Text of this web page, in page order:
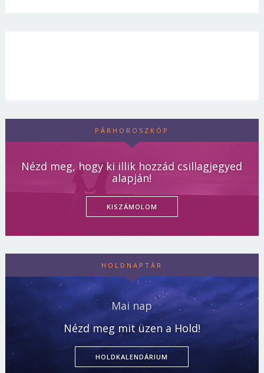
PÁRHOROSZKÓP
Nézd meg, hogy ki illik hozzád csillagjegyed
alapján!
KISZÁMOLOM
HOLDNAPTÁR
Mai nap
Nézd meg mit üzen a Hold!
HOLDKALENDÁRIUM